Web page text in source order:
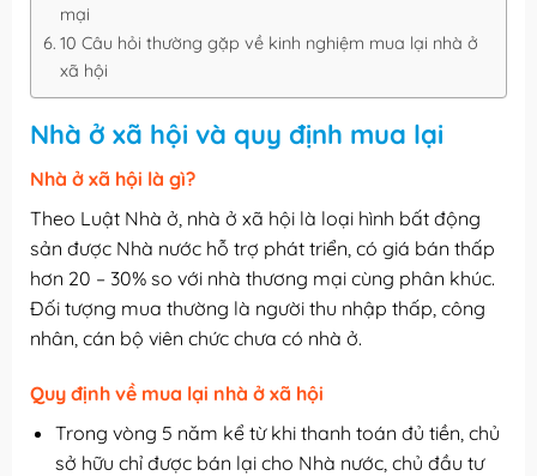
mại
10 Câu hỏi thường gặp về kinh nghiệm mua lại nhà ở
xã hội
Nhà ở xã hội và quy định mua lại
Nhà ở xã hội là gì?
Theo Luật Nhà ở, nhà ở xã hội là loại hình bất động
sản được Nhà nước hỗ trợ phát triển, có giá bán thấp
hơn 20 – 30% so với nhà thương mại cùng phân khúc.
Đối tượng mua thường là người thu nhập thấp, công
nhân, cán bộ viên chức chưa có nhà ở.
Quy định về mua lại nhà ở xã hội
Trong vòng 5 năm kể từ khi thanh toán đủ tiền, chủ
sở hữu chỉ được bán lại cho Nhà nước, chủ đầu tư